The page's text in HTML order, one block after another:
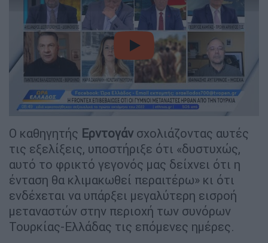
video
Ο καθηγητής Ερντογάν σχολιάζοντας αυτές
τις εξελίξεις, υποστήριξε ότι «δυστυχώς,
αυτό το φρικτό γεγονός μας δείχνει ότι η
ένταση θα κλιμακωθεί περαιτέρω» κι ότι
ενδέχεται να υπάρξει μεγαλύτερη εισροή
μεταναστών στην περιοχή των συνόρων
Τουρκίας-Ελλάδας τις επόμενες ημέρες.